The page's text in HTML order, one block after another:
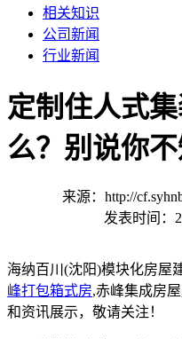
相关知识
公司新闻
行业新闻
定制住人式
么？别说你
来源：http://
发表时间：
海纳百川(沈阳)模块化房屋
峰打包箱式房,赤峰集成房
和资讯展示，敬请关注！